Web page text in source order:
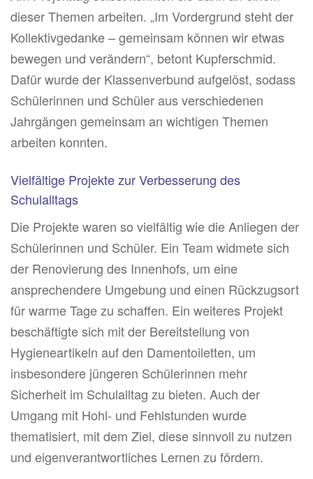
dieser Themen arbeiten. „Im Vordergrund steht der
Kollektivgedanke – gemeinsam können wir etwas
bewegen und verändern“, betont Kupferschmid.
Dafür wurde der Klassenverbund aufgelöst, sodass
Schülerinnen und Schüler aus verschiedenen
Jahrgängen gemeinsam an wichtigen Themen
arbeiten konnten.
Vielfältige Projekte zur Verbesserung des
Schulalltags
Die Projekte waren so vielfältig wie die Anliegen der
Schülerinnen und Schüler. Ein Team widmete sich
der Renovierung des Innenhofs, um eine
ansprechendere Umgebung und einen Rückzugsort
für warme Tage zu schaffen. Ein weiteres Projekt
beschäftigte sich mit der Bereitstellung von
Hygieneartikeln auf den Damentoiletten, um
insbesondere jüngeren Schülerinnen mehr
Sicherheit im Schulalltag zu bieten. Auch der
Umgang mit Hohl- und Fehlstunden wurde
thematisiert, mit dem Ziel, diese sinnvoll zu nutzen
und eigenverantwortliches Lernen zu fördern.